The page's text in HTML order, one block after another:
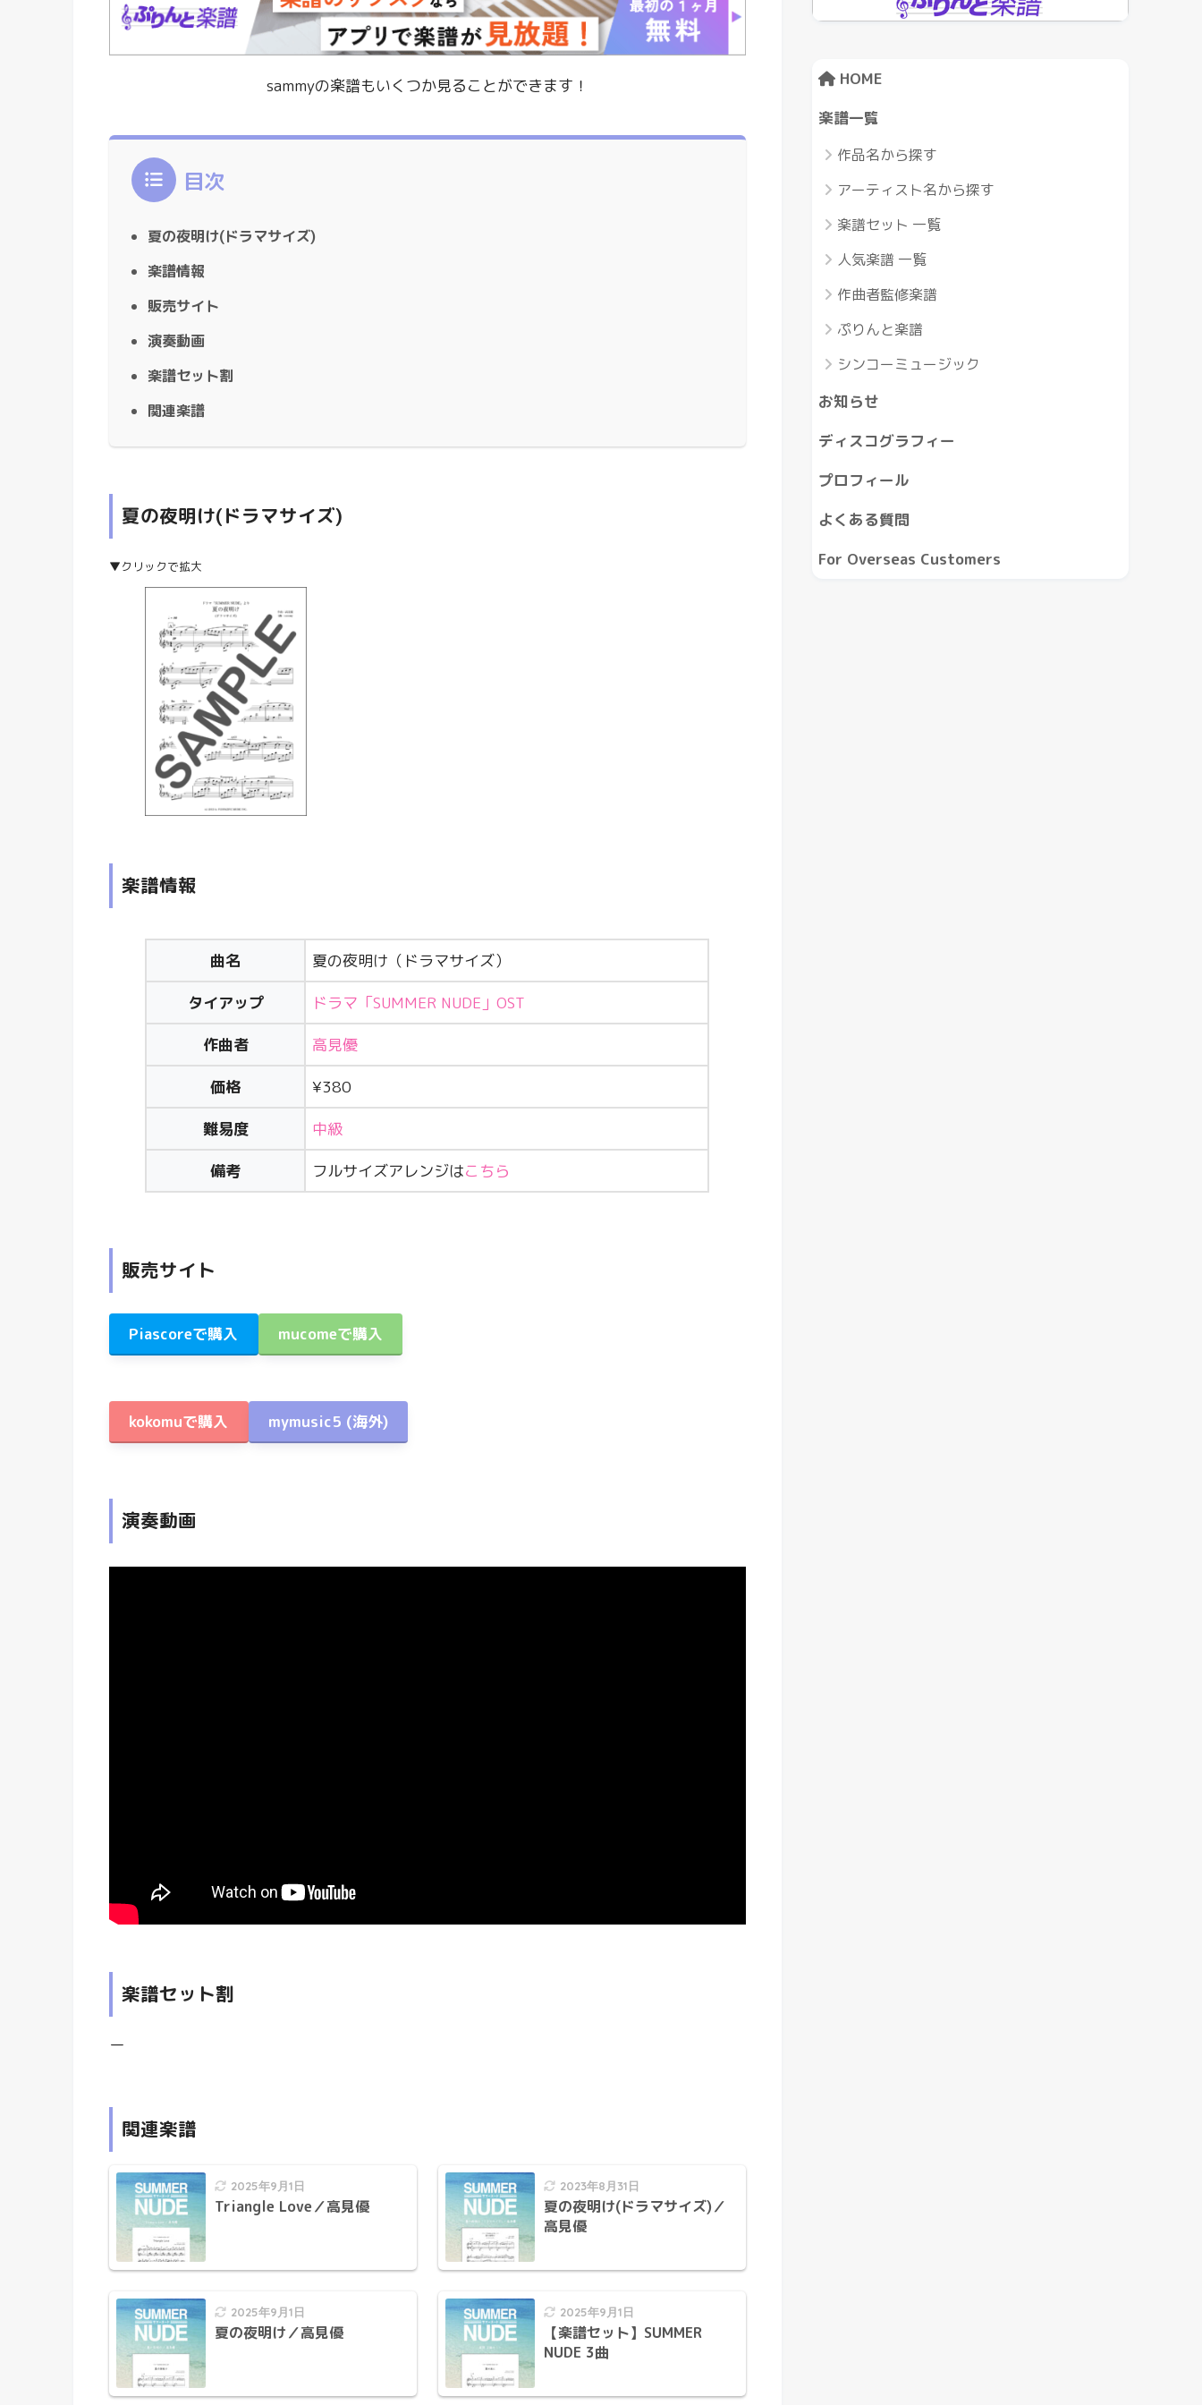
sammyの楽譜もいくつか見ることができます！
目次
夏の夜明け(ドラマサイズ)
楽譜情報
販売サイト
演奏動画
楽譜セット割
関連楽譜
夏の夜明け(ドラマサイズ)
▼クリックで拡大
楽譜情報
曲名 夏の夜明け（ドラマサイズ）
タイアップ ドラマ「SUMMER NUDE」OST
作曲者 高見優
価格 ¥380
難易度 中級
備考 フルサイズアレンジはこちら
販売サイト
Piascoreで購入 mucomeで購入
kokomuで購入 mymusic5 (海外)
演奏動画
楽譜セット割
ー
関連楽譜
2025年9月1日
Triangle Love／高見優
2023年8月31日
夏の夜明け(ドラマサイズ)／
高見優
2025年9月1日
夏の夜明け／高見優
2025年9月1日
【楽譜セット】SUMMER
NUDE 3曲
HOME
楽譜一覧
作品名から探す
アーティスト名から探す
楽譜セット 一覧
人気楽譜 一覧
作曲者監修楽譜
ぷりんと楽譜
シンコーミュージック
お知らせ
ディスコグラフィー
プロフィール
よくある質問
For Overseas Customers